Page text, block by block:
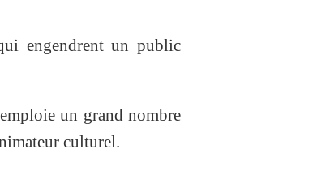
engendrent un public
un grand nombre
culturel.